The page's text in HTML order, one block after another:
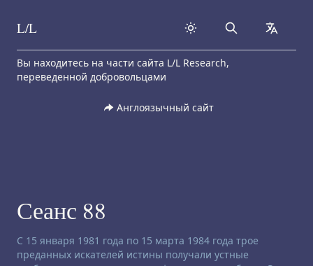
Skip to content
L/L Search
Вы находитесь на части сайта L/L Research,
переведенной добровольцами
Англоязычный сайт
Сеанс 88
Заявление об отказе от ответственности:
С 15 января 1981 года по 15 марта 1984 года трое
преданных искателей истины получали устные